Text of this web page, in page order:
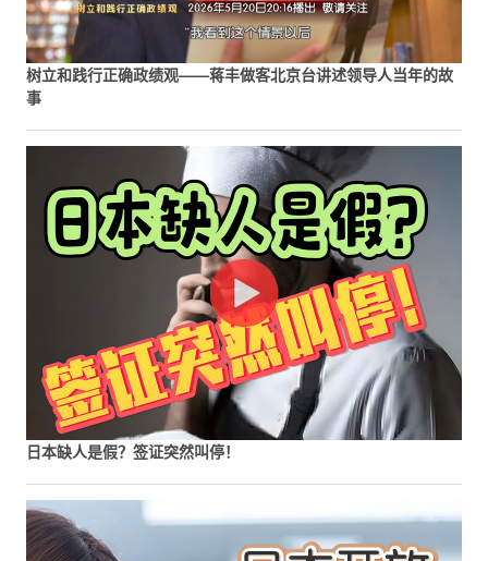
树立和践行正确政绩观——蒋丰做客北京台讲述领导人当年的故
事
日本缺人是假？签证突然叫停！